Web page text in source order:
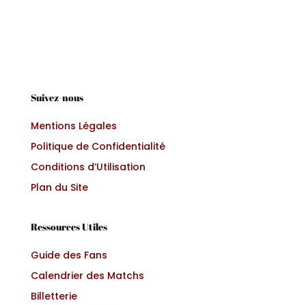
Suivez-nous
Mentions Légales
Politique de Confidentialité
Conditions d’Utilisation
Plan du Site
Ressources Utiles
Guide des Fans
Calendrier des Matchs
Billetterie